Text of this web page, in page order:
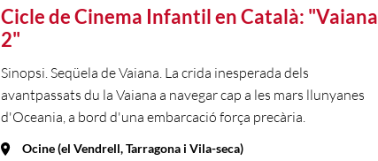
Cicle de Cinema Infantil en Català: "Vaiana
2"
Sinopsi. Seqüela de Vaiana. La crida inesperada dels
avantpassats du la Vaiana a navegar cap a les mars llunyanes
d'Oceania, a bord d'una embarcació força precària.
Ocine (el Vendrell, Tarragona i Vila-seca)